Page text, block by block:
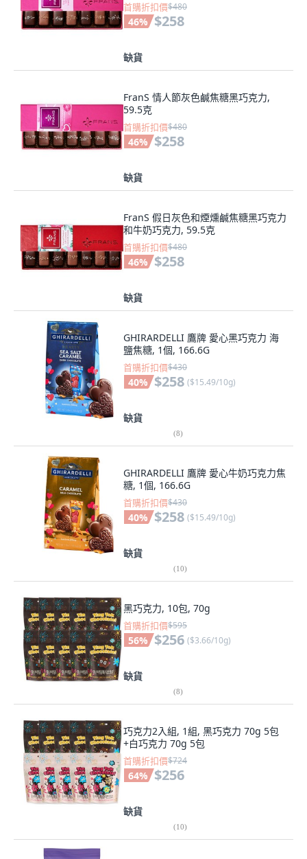
首購折扣價$480
46% $258
缺貨
FranS 情人節灰色鹹焦糖黑巧克力,
59.5克
首購折扣價$480
46% $258
缺貨
FranS 假日灰色和煙燻鹹焦糖黑巧克力
和牛奶巧克力, 59.5克
首購折扣價$480
46% $258
缺貨
GHIRARDELLI 鷹牌 愛心黑巧克力 海
鹽焦糖, 1個, 166.6G
首購折扣價$430
40% $258 ($15.49/10g)
缺貨
(8)
GHIRARDELLI 鷹牌 愛心牛奶巧克力焦
糖, 1個, 166.6G
首購折扣價$430
40% $258 ($15.49/10g)
缺貨
(10)
黑巧克力, 10包, 70g
首購折扣價$595
56% $256 ($3.66/10g)
缺貨
(8)
巧克力2入組, 1組, 黑巧克力 70g 5包
+白巧克力 70g 5包
首購折扣價$724
64% $256
缺貨
(10)